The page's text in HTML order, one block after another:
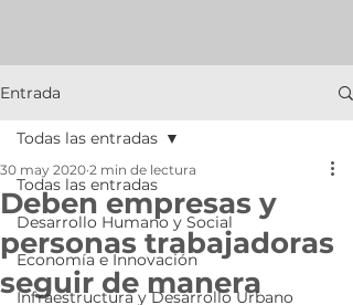
Entrada
Todas las entradas
Desarrollo Humano y Social
Economía e Innovación
Infraestructura y Desarrollo Urbano
Todas las entradas
Deben empresas y
personas trabajadoras
seguir de manera
30 may 2020 2 min de lectura